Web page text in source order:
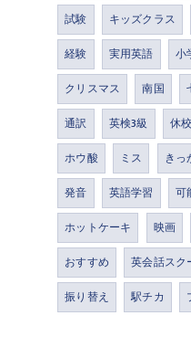
試験
キッズクラス
経験
実用英語
小
クリスマス
南国
通訳
英検3級 休校
ホウ酸
ミス きっ
発音
英語学習 可
ホットケーキ
映画
おすすめ
英会話スク
振り替え
駅チカ